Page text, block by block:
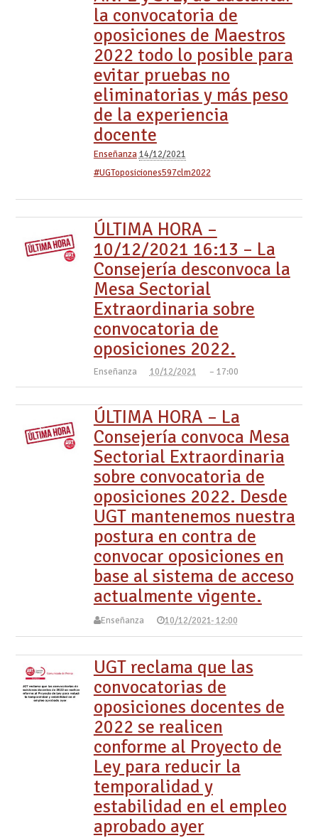
la convocatoria de
oposiciones de Maestros
2022 todo lo posible para
evitar pruebas no
eliminatorias y más peso
de la experiencia
docente
Enseñanza14/12/2021
#UGToposiciones597clm2022
ÚLTIMA HORA –
10/12/2021 16:13 – La
Consejería desconvoca la
Mesa Sectorial
Extraordinaria sobre
convocatoria de
oposiciones 2022.
Enseñanza 10/12/2021 – 17:00
ÚLTIMA HORA – La
Consejería convoca Mesa
Sectorial Extraordinaria
sobre convocatoria de
oposiciones 2022. Desde
UGT mantenemos nuestra
postura en contra de
convocar oposiciones en
base al sistema de acceso
actualmente vigente.
Enseñanza 10/12/2021- 12:00
UGT reclama que las
convocatorias de
oposiciones docentes de
2022 se realicen
conforme al Proyecto de
Ley para reducir la
temporalidad y
estabilidad en el empleo
aprobado ayer